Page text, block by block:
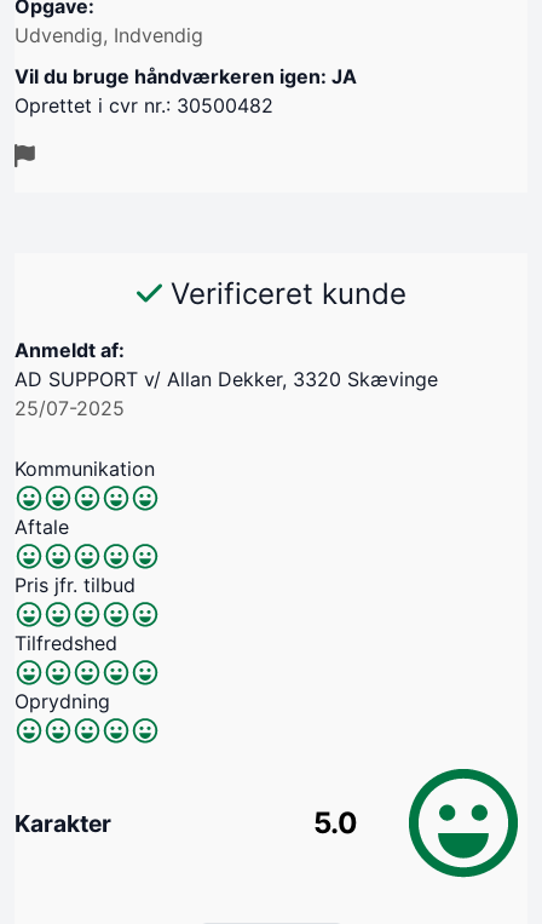
Opgave:
Udvendig, Indvendig
Vil du bruge håndværkeren igen: JA
Oprettet i cvr nr.: 30500482
Verificeret kunde
Anmeldt af:
AD SUPPORT v/ Allan Dekker, 3320 Skævinge
25/07-2025
Kommunikation
Aftale
Pris jfr. tilbud
Tilfredshed
Oprydning
Karakter 5.0